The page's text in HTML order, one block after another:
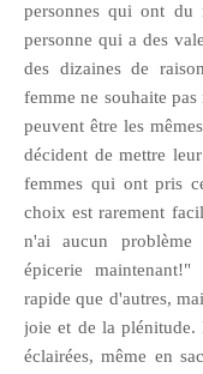
personnes qui ont du
personne qui a des
des dizaines de
femme ne souhaite pas
peuvent être les
décident de mettre
femmes qui ont pris
choix est rarement
n'ai aucun
épicerie
rapide que d'autres,
joie et de la plénitude.
éclairées, même en